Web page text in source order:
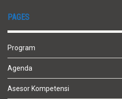
PAGES
Program
Agenda
Asesor Kompetensi